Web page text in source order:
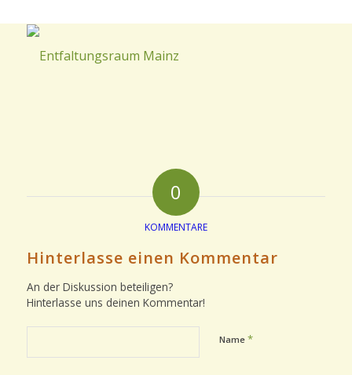
0
KOMMENTARE
Hinterlasse einen Kommentar
An der Diskussion beteiligen?
Hinterlasse uns deinen Kommentar!
Name *